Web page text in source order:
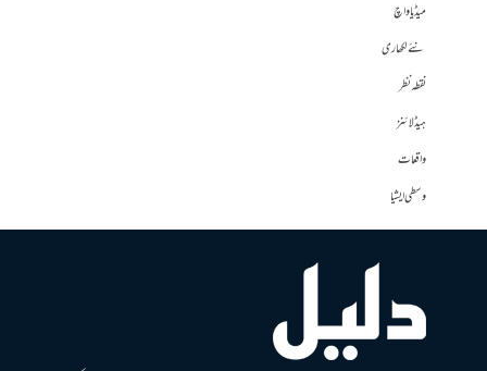
میڈیا واچ
نئے لکھاری
نقطہ نظر
ہیڈلائنز
واقعات
وسطی ایشیا